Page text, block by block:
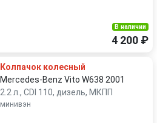
В наличии
4 200 ₽
Колпачок колесный
Mercedes-Benz Vito W638 2001
2.2 л., CDI 110, дизель, МКПП
минивэн